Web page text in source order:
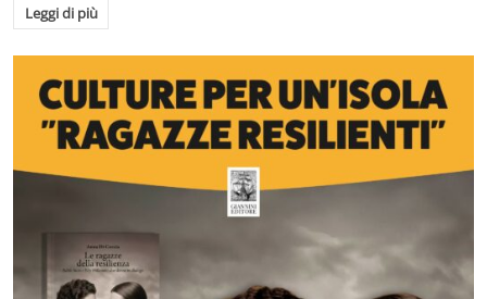
Leggi di più